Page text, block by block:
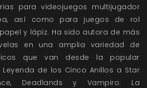
para videojuegos multijugador
así como para juegos de rol
y lápiz. Ha sido autora de más
en una amplia variedad de
que van desde la popular
de los Cinco Anillos a Star
Deadlands y Vampiro: La